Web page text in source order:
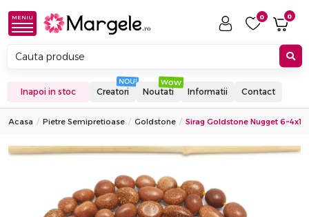
MENIU 0 0
Inapoi in stoc Creatori Noutati Informatii Contact
Acasa Pietre Semipretioase Goldstone Sirag Goldstone Nugget